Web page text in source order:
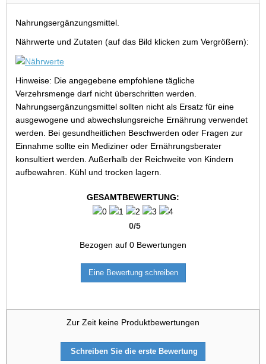
Nahrungsergänzungsmittel.
Nährwerte und Zutaten (auf das Bild klicken zum Vergrößern):
Hinweise: Die angegebene empfohlene tägliche
Verzehrsmenge darf nicht überschritten werden.
Nahrungsergänzungsmittel sollten nicht als Ersatz für eine
ausgewogene und abwechslungsreiche Ernährung verwendet
werden. Bei gesundheitlichen Beschwerden oder Fragen zur
Einnahme sollte ein Mediziner oder Ernährungsberater
konsultiert werden. Außerhalb der Reichweite von Kindern
aufbewahren. Kühl und trocken lagern.
GESAMTBEWERTUNG:
0/5
Bezogen auf 0 Bewertungen
Eine Bewertung schreiben
Zur Zeit keine Produktbewertungen
Schreiben Sie die erste Bewertung